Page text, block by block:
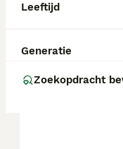
Leeftijd
Generatie
Zoekopdracht
Is de
Wat is het